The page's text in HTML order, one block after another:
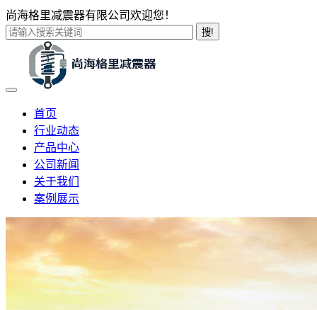
尚海格里减震器有限公司欢迎您！
搜!
首页
行业动态
产品中心
公司新闻
关于我们
案例展示